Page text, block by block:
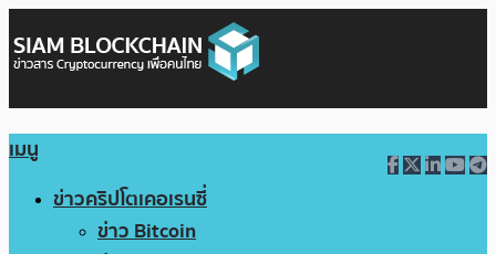
เมนู
ข่าวคริปโตเคอเรนซี่
ข่าว Bitcoin